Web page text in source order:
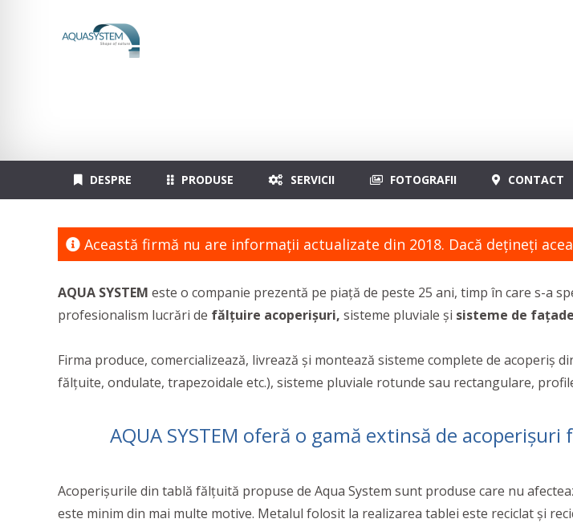
DESPRE PRODUSE SERVICII FOTOGRAFII CONTACT
Această firmă nu are informaţii actualizate din 2018. Dacă dețineți
AQUA SYSTEM este o companie prezentă pe piață de peste 25 ani, timp în care s-a
profesionalism lucrări de fălțuire acoperișuri, sisteme pluviale și sisteme de fațade
Firma produce, comercializează, livrează și montează sisteme complete de
fălțuite, ondulate, trapezoidale etc.), sisteme pluviale rotunde sau rectangulare,
AQUA SYSTEM oferă o gamă extinsă de
Acoperișurile din tablă fălțuită propuse de Aqua System sunt produse care nu
este minim din mai multe motive. Metalul folosit la realizarea tablei este reciclat și